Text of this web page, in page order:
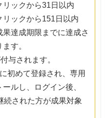
ックから31日以内
リックから151日以内
達成期限までに達成さ
す。
与されます。
初めて登録され、専用
ルし、ログイン後、
続された方が成果対象